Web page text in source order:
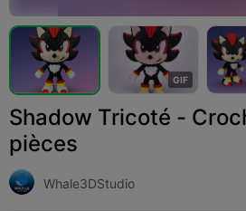
GIF
Shadow Tricoté -
pièces
Whale3DStudio